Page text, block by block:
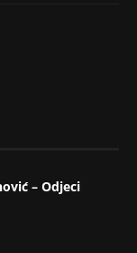
– Odjeci